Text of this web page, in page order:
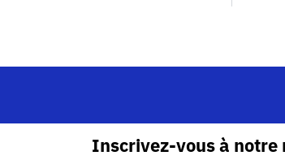
Inscrivez-vous à